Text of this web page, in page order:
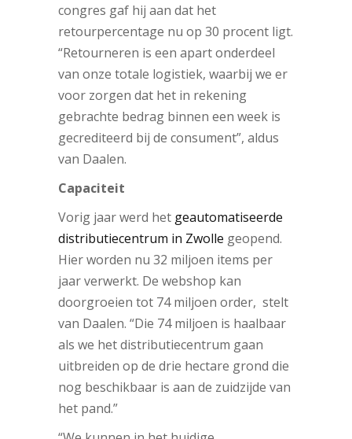
congres gaf hij aan dat het
retourpercentage nu op 30 procent ligt.
“Retourneren is een apart onderdeel
van onze totale logistiek, waarbij we er
voor zorgen dat het in rekening
gebrachte bedrag binnen een week is
gecrediteerd bij de consument”, aldus
van Daalen.
Capaciteit
Vorig jaar werd het geautomatiseerde
distributiecentrum in Zwolle geopend.
Hier worden nu 32 miljoen items per
jaar verwerkt. De webshop kan
doorgroeien tot 74 miljoen order, stelt
van Daalen. “Die 74 miljoen is haalbaar
als we het distributiecentrum gaan
uitbreiden op de drie hectare grond die
nog beschikbaar is aan de zuidzijde van
het pand.”